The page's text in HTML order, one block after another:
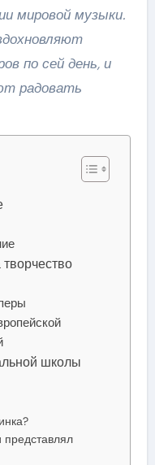
мировой музыки.
по сей день, и
радовать
школы